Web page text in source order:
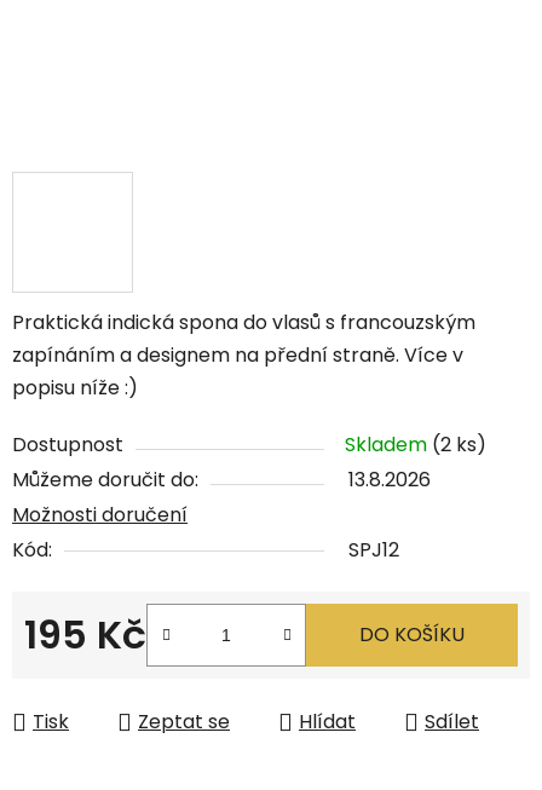
Praktická indická spona do vlasů s francouzským
zapínáním a designem na přední straně. Více v
popisu níže :)
Dostupnost Skladem (2 ks)
Můžeme doručit do:
13.8.2026
Možnosti doručení
Kód:
SPJ12
195 Kč DO KOŠÍKU
Tisk Zeptat se Hlídat Sdílet